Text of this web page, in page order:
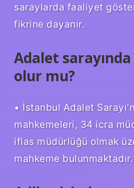
saraylarda faaliyet
fikrine dayanır.
Adalet
olur mu?
• İstanbul Adalet
mahkemeleri, 34 icra
iflas müdürlüğü olmak
mahkeme bulunmaktadır.